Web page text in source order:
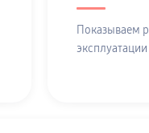
Показываем